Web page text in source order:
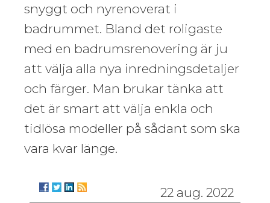
snyggt och nyrenoverat i
badrummet. Bland det roligaste
med en badrumsrenovering är ju
att välja alla nya inredningsdetaljer
och färger. Man brukar tänka att
det är smart att välja enkla och
tidlösa modeller på sådant som ska
vara kvar länge.
22 aug. 2022